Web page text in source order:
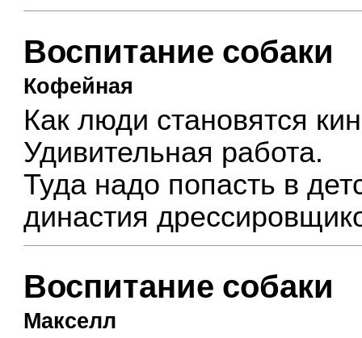
Воспитание собаки
Кофейная
Как люди становятся
Удивительная работа.
Туда надо попасть в
династия
Воспитание собаки
Макселл